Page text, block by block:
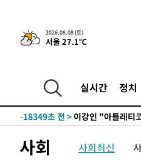
2026.08.08 (토)
서울 27.1℃
실시간 정치
8시간 전 >[속보]뉴욕증시 상승
-28533초 전 > 이란 "호르무즈 재
한민수·김용 순
-19533초 전 >
[속보]김민석, 與
청래 44.56%
-18815초 전 >
42.08%·宋 10.17%
-18349초 전 > 이강인 "아틀레티
-12058초 전 >
낮 최고 35도 '무
사회 사회최신